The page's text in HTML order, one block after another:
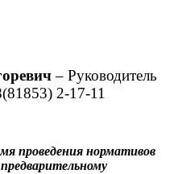
– Руководитель
2-17-11
проведения нормативов